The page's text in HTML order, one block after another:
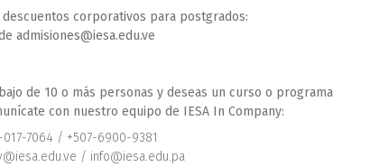
corporativos para postgrados:
admisiones@iesa.edu.ve
de 10 o más personas y deseas un curso o programa
con nuestro equipo de IESA In Company:
7064 / +507-6900-9381
/ info@iesa.edu.pa